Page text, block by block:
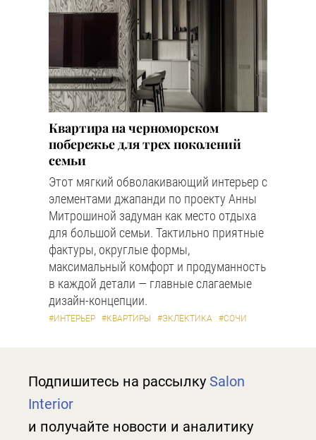
Квартира на черноморском
побережье для трех поколений
семьи
Этот мягкий обволакивающий интерьер с
элементами джапанди по проекту Анны
Митрошиной задуман как место отдыха
для большой семьи. Тактильно приятные
фактуры, округлые формы,
максимальный комфорт и продуманность
в каждой детали — главные слагаемые
дизайн-концепции.
#ИНТЕРЬЕР #КВАРТИРЫ #ЭКЛЕКТИКА #СОЧИ
Подпишитесь на рассылку Salon
Interior
и получайте новости и аналитику